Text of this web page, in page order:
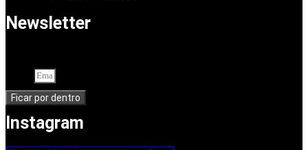
Newsletter
Ficar por dentro
Instagram